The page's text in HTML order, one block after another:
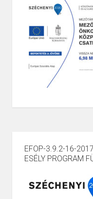
EFOP-3.9.2-16-
ESÉLY PROGRAM